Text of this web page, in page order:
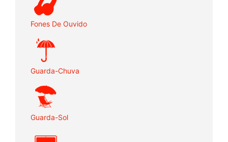
Fones De Ouvido
Guarda-Chuva
Guarda-Sol